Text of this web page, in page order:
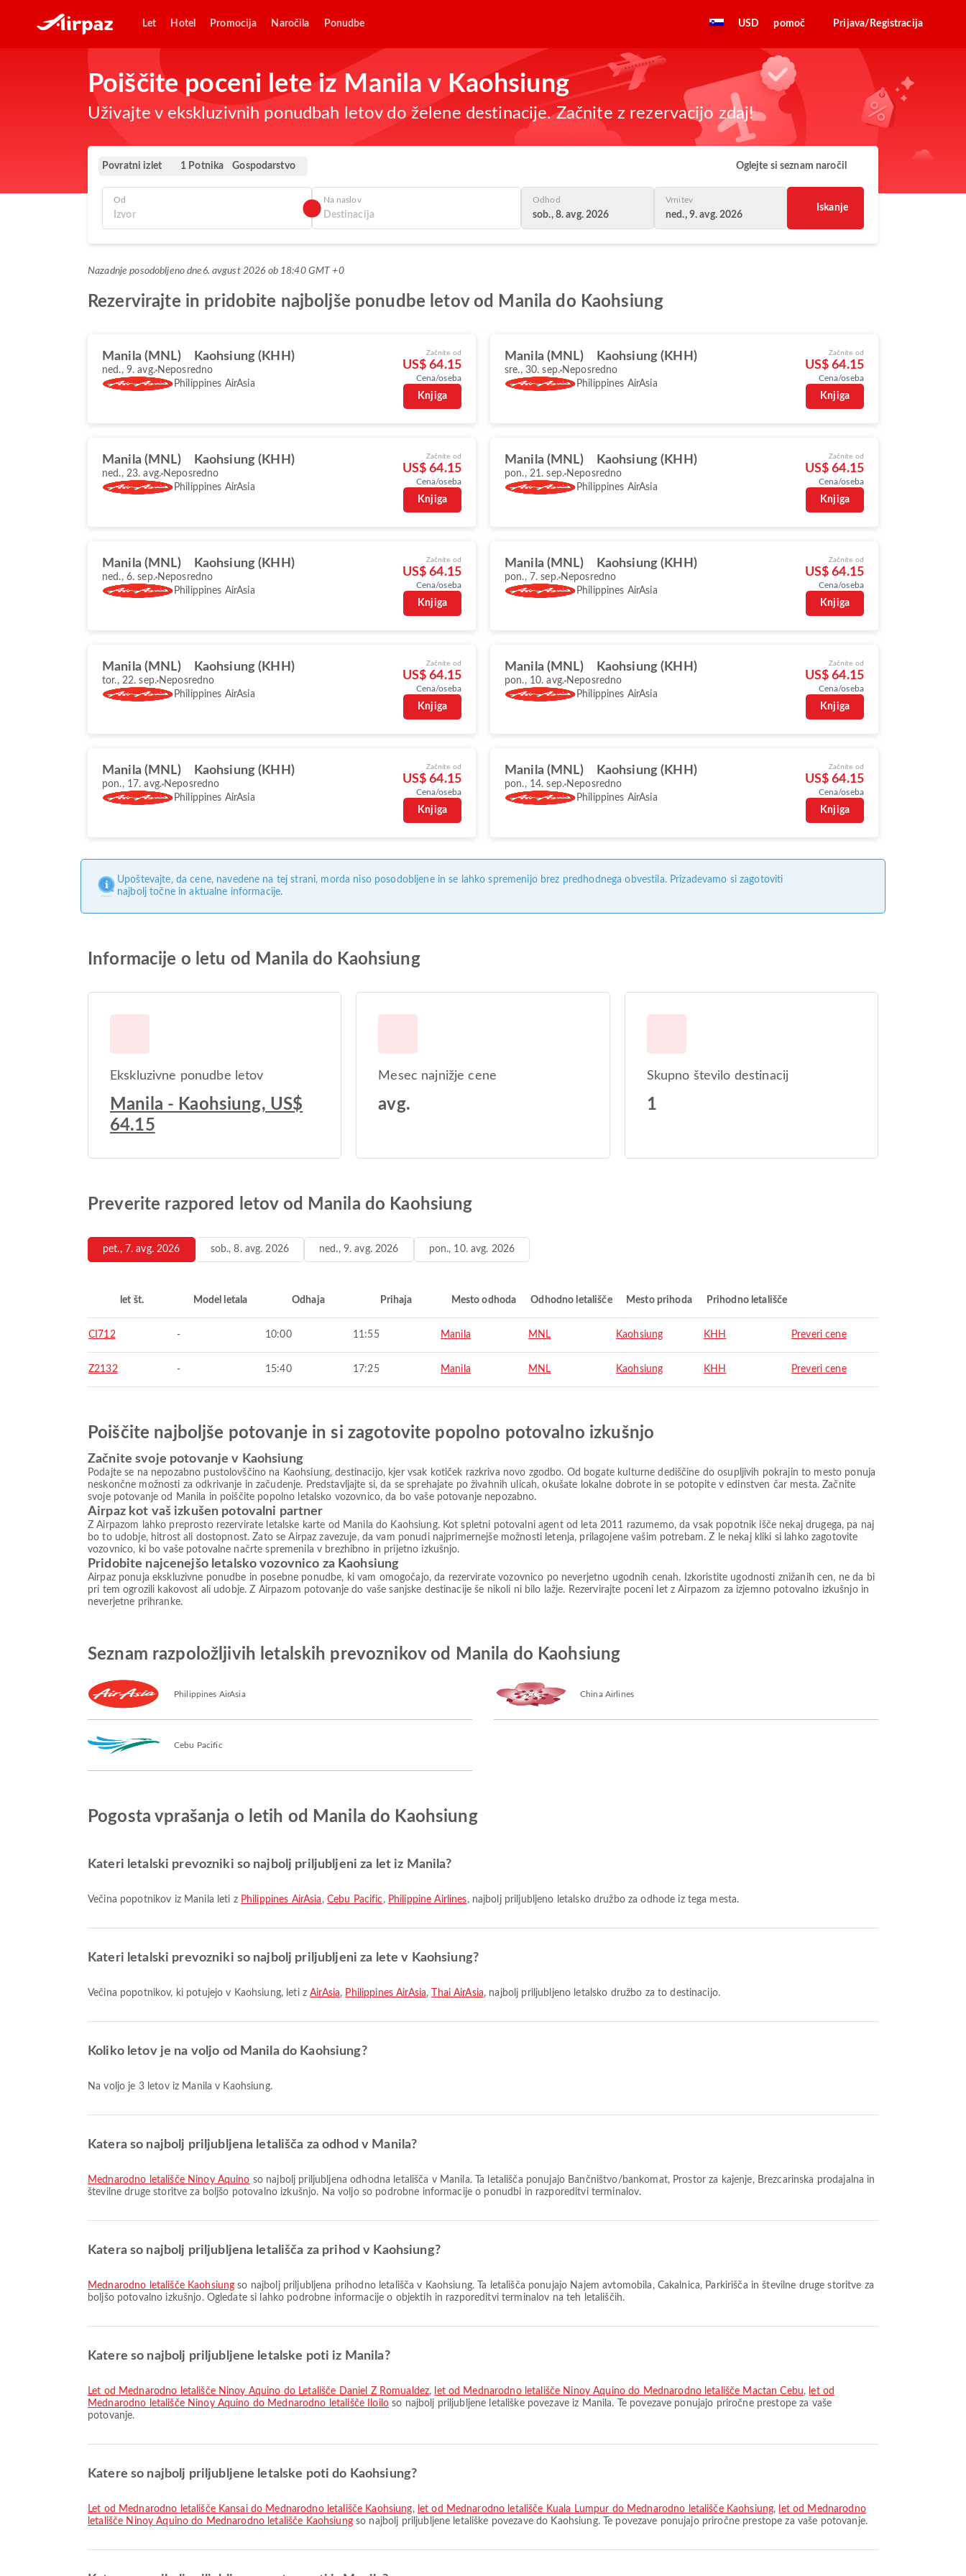
Let Hotel Promocija Naročila Ponudbe USD pomoč Prijava/Registracija
Poiščite poceni lete iz Manila v Kaohsiung
Uživajte v ekskluzivnih ponudbah letov do želene destinacije. Začnite z rezervacijo zdaj!
Povratni izlet 1 Potnika Gospodarstvo Oglejte si seznam naročil
Od Na naslov Odhod
sob., 8. avg. 2026
Vrnitev
ned., 9. avg. 2026
Iskanje
Nazadnje posodobljeno dne 6. avgust 2026 ob 18:40 GMT +0
Rezervirajte in pridobite najboljše ponudbe letov od Manila do Kaohsiung
Manila (MNL) Kaohsiung (KHH)
ned., 9. avg. Neposredno
Philippines AirAsia
Začnite od
US$ 64.15
Cena/oseba
Knjiga
Manila (MNL) Kaohsiung (KHH)
sre., 30. sep. Neposredno
Philippines AirAsia
Začnite od
US$ 64.15
Cena/oseba
Knjiga
Manila (MNL) Kaohsiung (KHH)
ned., 23. avg. Neposredno
Philippines AirAsia
Začnite od
US$ 64.15
Cena/oseba
Knjiga
Manila (MNL) Kaohsiung (KHH)
pon., 21. sep. Neposredno
Philippines AirAsia
Začnite od
US$ 64.15
Cena/oseba
Knjiga
Manila (MNL) Kaohsiung (KHH)
ned., 6. sep. Neposredno
Philippines AirAsia
Začnite od
US$ 64.15
Cena/oseba
Knjiga
Manila (MNL) Kaohsiung (KHH)
pon., 7. sep. Neposredno
Philippines AirAsia
Začnite od
US$ 64.15
Cena/oseba
Knjiga
Manila (MNL) Kaohsiung (KHH)
tor., 22. sep. Neposredno
Philippines AirAsia
Začnite od
US$ 64.15
Cena/oseba
Knjiga
Manila (MNL) Kaohsiung (KHH)
pon., 10. avg. Neposredno
Philippines AirAsia
Začnite od
US$ 64.15
Cena/oseba
Knjiga
Manila (MNL) Kaohsiung (KHH)
pon., 17. avg. Neposredno
Philippines AirAsia
Začnite od
US$ 64.15
Cena/oseba
Knjiga
Manila (MNL) Kaohsiung (KHH)
pon., 14. sep. Neposredno
Philippines AirAsia
Začnite od
US$ 64.15
Cena/oseba
Knjiga
Upoštevajte, da cene, navedene na tej strani, morda niso posodobljene in se lahko spremenijo brez predhodnega obvestila. Prizadevamo si zagotoviti
najbolj točne in aktualne informacije.
Informacije o letu od Manila do Kaohsiung
Ekskluzivne ponudbe letov
Manila - Kaohsiung, US$
64.15
Mesec najnižje cene
avg.
Skupno število destinacij
1
Preverite razpored letov od Manila do Kaohsiung
pet., 7. avg. 2026 sob., 8. avg. 2026 ned., 9. avg. 2026 pon., 10. avg. 2026
let št. Model letala Odhaja Prihaja Mesto odhoda Odhodno letališče Mesto prihoda Prihodno letališče
CI712 - 10:00 11:55 Manila MNL Kaohsiung KHH Preveri cene
Z2132 - 15:40 17:25 Manila MNL Kaohsiung KHH Preveri cene
Poiščite najboljše potovanje in si zagotovite popolno potovalno izkušnjo
Začnite svoje potovanje v Kaohsiung
Podajte se na nepozabno pustolovščino na Kaohsiung, destinacijo, kjer vsak kotiček razkriva novo zgodbo. Od bogate kulturne dediščine do osupljivih pokrajin to mesto ponuja
neskončne možnosti za odkrivanje in začudenje. Predstavljajte si, da se sprehajate po živahnih ulicah, okušate lokalne dobrote in se potopite v edinstven čar mesta. Začnite
svoje potovanje od Manila in poiščite popolno letalsko vozovnico, da bo vaše potovanje nepozabno.
Airpaz kot vaš izkušen potovalni partner
Z Airpazom lahko preprosto rezervirate letalske karte od Manila do Kaohsiung. Kot spletni potovalni agent od leta 2011 razumemo, da vsak popotnik išče nekaj drugega, pa naj
bo to udobje, hitrost ali dostopnost. Zato se Airpaz zavezuje, da vam ponudi najprimernejše možnosti letenja, prilagojene vašim potrebam. Z le nekaj kliki si lahko zagotovite
vozovnico, ki bo vaše potovalne načrte spremenila v brezhibno in prijetno izkušnjo.
Pridobite najcenejšo letalsko vozovnico za Kaohsiung
Airpaz ponuja ekskluzivne ponudbe in posebne ponudbe, ki vam omogočajo, da rezervirate vozovnico po neverjetno ugodnih cenah. Izkoristite ugodnosti znižanih cen, ne da bi
pri tem ogrozili kakovost ali udobje. Z Airpazom potovanje do vaše sanjske destinacije še nikoli ni bilo lažje. Rezervirajte poceni let z Airpazom za izjemno potovalno izkušnjo in
neverjetne prihranke.
Seznam razpoložljivih letalskih prevoznikov od Manila do Kaohsiung
Philippines AirAsia China Airlines
Cebu Pacific
Pogosta vprašanja o letih od Manila do Kaohsiung
Kateri letalski prevozniki so najbolj priljubljeni za let iz Manila?
Večina popotnikov iz Manila leti z Philippines AirAsia , Cebu Pacific, Philippine Airlines, najbolj priljubljeno letalsko družbo za odhode iz tega mesta.
Kateri letalski prevozniki so najbolj priljubljeni za lete v Kaohsiung?
Večina popotnikov, ki potujejo v Kaohsiung, leti zAirAsia, Philippines AirAsia, Thai AirAsia, najbolj priljubljeno letalsko družbo za to destinacijo.
Koliko letov je na voljo od Manila do Kaohsiung?
Na voljo je 3 letov iz Manila v Kaohsiung.
Katera so najbolj priljubljena letališča za odhod v Manila?
Mednarodno letališče Ninoy Aquino so najbolj priljubljena odhodna letališča v Manila. Ta letališča ponujajo Bančništvo/bankomat, Prostor za kajenje, Brezcarinska prodajalna in
številne druge storitve za boljšo potovalno izkušnjo. Na voljo so podrobne informacije o ponudbi in razporeditvi terminalov.
Katera so najbolj priljubljena letališča za prihod v Kaohsiung?
Mednarodno letališče Kaohsiung so najbolj priljubljena prihodno letališča v Kaohsiung. Ta letališča ponujajo Najem avtomobila, Čakalnica, Parkirišča in številne druge storitve za
boljšo potovalno izkušnjo. Ogledate si lahko podrobne informacije o objektih in razporeditvi terminalov na teh letališčih.
Katere so najbolj priljubljene letalske poti iz Manila?
let od Mednarodno letališče Ninoy Aquino do Letališče Daniel Z Romualdez, let od Mednarodno letališče Ninoy Aquino do Mednarodno letališče Mactan Cebu, let od
Mednarodno letališče Ninoy Aquino do Mednarodno letališče Iloiloso najbolj priljubljene letališke povezave iz Manila. Te povezave ponujajo priročne prestope za vaše
potovanje.
Katere so najbolj priljubljene letalske poti do Kaohsiung?
let od Mednarodno letališče Kansai do Mednarodno letališče Kaohsiung, let od Mednarodno letališče Kuala Lumpur do Mednarodno letališče Kaohsiung, let od Mednarodno
letališče Ninoy Aquino do Mednarodno letališče Kaohsiungso najbolj priljubljene letališke povezave do Kaohsiung. Te povezave ponujajo priročne prestope za vaše potovanje.